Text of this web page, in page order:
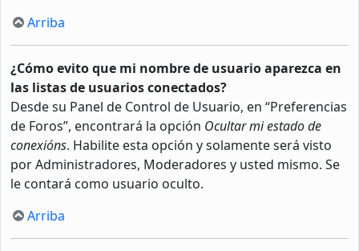
Arriba
¿Cómo evito que mi nombre de usuario aparezca en
las listas de usuarios conectados?
Desde su Panel de Control de Usuario, en “Preferencias
de Foros”, encontrará la opción Ocultar mi estado de
conexións. Habilite esta opción y solamente será visto
por Administradores, Moderadores y usted mismo. Se
le contará como usuario oculto.
Arriba